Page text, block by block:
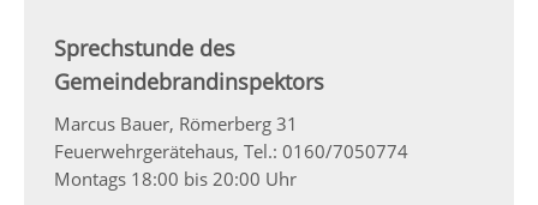
Sprechstunde des
Gemeindebrandinspektors
Marcus Bauer, Römerberg 31
Feuerwehrgerätehaus, Tel.: 0160/7050774
Montags 18:00 bis 20:00 Uhr